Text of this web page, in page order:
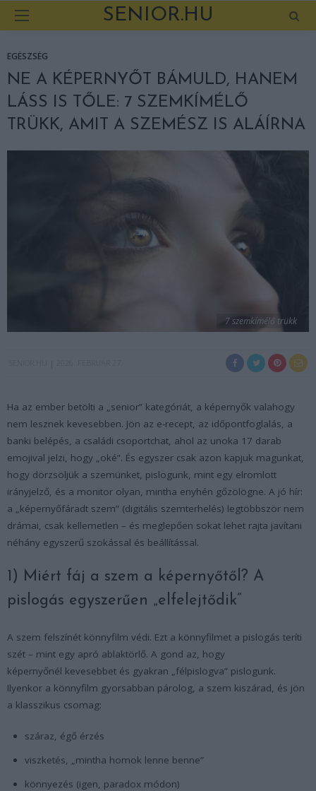
SENIOR.HU
EGÉSZSÉG
NE A KÉPERNYŐT BÁMULD, HANEM
LÁSS IS TŐLE: 7 SZEMKÍMÉLŐ
TRÜKK, AMIT A SZEMÉSZ IS ALÁÍRNA
7 szemkímélő trükk
Ha az ember betölti a „senior” kategóriát, a képernyők valahogy
nem lesznek kevesebben. Jön az e-recept, az időpontfoglalás, a
banki belépés, a családi csoportchat, ahol az unoka 17 darab
emojival jelzi, hogy „oké”. És egyszer csak azon kapjuk magunkat,
hogy dörzsöljük a szemünket, pislogunk, mint egy elromlott
irányjelző, és a monitor olyan, mintha enyhén gőzölögne. A jó hír:
a „képernyőfáradt szem” (digitális szemterhelés) legtöbbször nem
drámai, csak kellemetlen – és meglepően sokat lehet rajta javítani
néhány egyszerű szokással és beállítással.
1) Miért fáj a szem a képernyőtől? A
pislogás egyszerűen „elfelejtődik”
A szem felszínét könnyfilm védi. Ezt a könnyfilmet a pislogás teríti
szét – mint egy apró ablaktörlő. A gond az, hogy
képernyőnél kevesebbet és gyakran „félpislogva” pislogunk.
Ilyenkor a könnyfilm gyorsabban párolog, a szem kiszárad, és jön
a klasszikus csomag:
száraz, égő érzés
viszketés, „mintha homok lenne benne”
könnyezés (igen, paradox módon)